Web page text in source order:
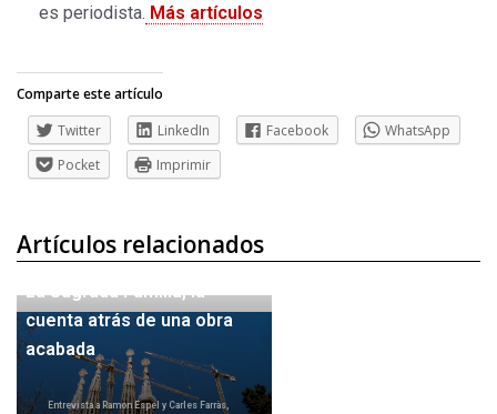
es periodista. Más artículos
Comparte este artículo
Twitter
LinkedIn Facebook
WhatsApp
Pocket
Imprimir
Artículos relacionados
La Sagrada Familia, la
cuenta atrás de una obra
acabada
Entrevista a Ramon Espel y Carles Farràs,